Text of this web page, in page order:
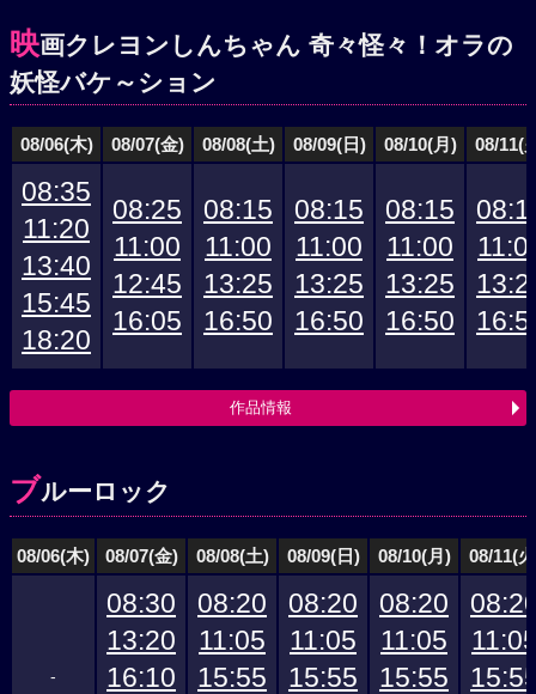
映画クレヨンしんちゃん 奇々怪々！オラの
妖怪バケ～ション
08/06(木) 08/07(金) 08/08(土) 08/09(日) 08/10(月) 08/11(
08:35
11:20
13:40
15:45
18:20
08:25
11:00
12:45
16:05
08:15
11:00
13:25
16:50
08:15
11:00
13:25
16:50
08:15
11:00
13:25
16:50
作品情報
ブルーロック
08/06(木) 08/07(金) 08/08(土) 08/09(日) 08/10(月) 08/11(
-
08:30
13:20
16:10
08:20
11:05
15:55
08:20
11:05
15:55
08:20
11:05
15:55